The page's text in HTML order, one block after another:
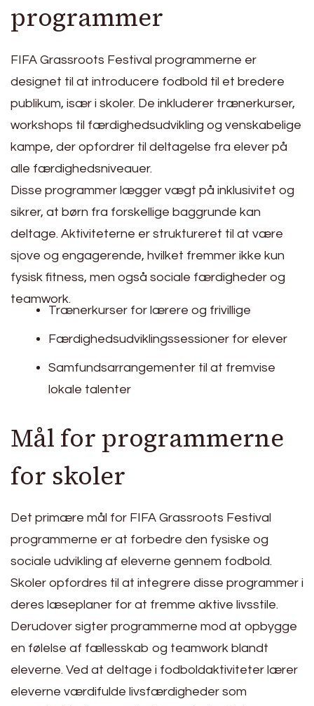
programmer
FIFA Grassroots Festival programmerne er
designet til at introducere fodbold til et bredere
publikum, især i skoler. De inkluderer trænerkurser,
workshops til færdighedsudvikling og venskabelige
kampe, der opfordrer til deltagelse fra elever på
alle færdighedsniveauer.
Disse programmer lægger vægt på inklusivitet og
sikrer, at børn fra forskellige baggrunde kan
deltage. Aktiviteterne er struktureret til at være
sjove og engagerende, hvilket fremmer ikke kun
fysisk fitness, men også sociale færdigheder og
teamwork.
Trænerkurser for lærere og frivillige
Færdighedsudviklingssessioner for elever
Samfundsarrangementer til at fremvise
lokale talenter
Mål for programmerne
for skoler
Det primære mål for FIFA Grassroots Festival
programmerne er at forbedre den fysiske og
sociale udvikling af eleverne gennem fodbold.
Skoler opfordres til at integrere disse programmer i
deres læseplaner for at fremme aktive livsstile.
Derudover sigter programmerne mod at opbygge
en følelse af fællesskab og teamwork blandt
eleverne. Ved at deltage i fodboldaktiviteter lærer
eleverne værdifulde livsfærdigheder som